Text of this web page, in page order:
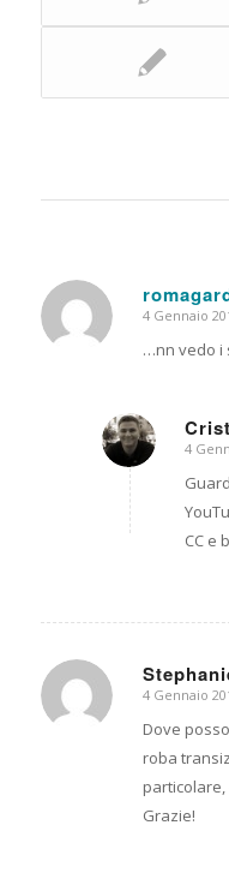
dice:
4 Gennaio
…nn vedo i
dice:
4
CC e
dice:
4 Gennaio
Dove
roba
Grazie!